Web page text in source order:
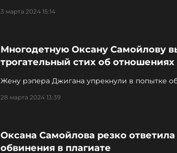
3 марта 2024 15:14
Многодетную Оксану Самойлову
трогательный стих об отношениях
Жену рэпера Джигана упрекнули в попытке
28 марта 2024 13:39
Оксана Самойлова резко
обвинения в плагиате